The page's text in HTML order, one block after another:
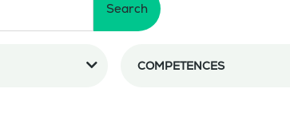
Search
COMPETENCES